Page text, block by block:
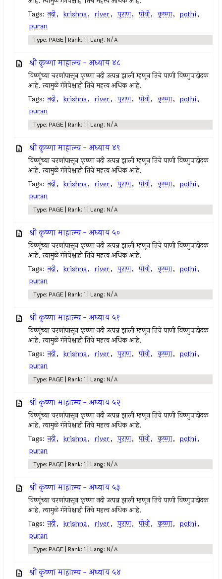
Tags: नदी, krishna, river, पुराण, पोथी, कृष्णा, pothi,
puran
Type: PAGE | Rank: 1 | Lang: N/A
श्री कृष्णा माहात्म्य - अध्याय ४८
विष्णूंच्या चरणांपासून कृष्णा नदी उत्पन्न झाली म्हणून तिचे पाणी विष्णुपादोदक
आहे. त्यामुळे गंगेपेक्षाही तिचे महत्त्व अधिक आहे.
Tags: नदी, krishna, river, पुराण, पोथी, कृष्णा, pothi,
puran
Type: PAGE | Rank: 1 | Lang: N/A
श्री कृष्णा माहात्म्य - अध्याय ४९
विष्णूंच्या चरणांपासून कृष्णा नदी उत्पन्न झाली म्हणून तिचे पाणी विष्णुपादोदक
आहे. त्यामुळे गंगेपेक्षाही तिचे महत्त्व अधिक आहे.
Tags: नदी, krishna, river, पुराण, पोथी, कृष्णा, pothi,
puran
Type: PAGE | Rank: 1 | Lang: N/A
श्री कृष्णा माहात्म्य - अध्याय ५०
विष्णूंच्या चरणांपासून कृष्णा नदी उत्पन्न झाली म्हणून तिचे पाणी विष्णुपादोदक
आहे. त्यामुळे गंगेपेक्षाही तिचे महत्त्व अधिक आहे.
Tags: नदी, krishna, river, पुराण, पोथी, कृष्णा, pothi,
puran
Type: PAGE | Rank: 1 | Lang: N/A
श्री कृष्णा माहात्म्य - अध्याय ५१
विष्णूंच्या चरणांपासून कृष्णा नदी उत्पन्न झाली म्हणून तिचे पाणी विष्णुपादोदक
आहे. त्यामुळे गंगेपेक्षाही तिचे महत्त्व अधिक आहे.
Tags: नदी, krishna, river, पुराण, पोथी, कृष्णा, pothi,
puran
Type: PAGE | Rank: 1 | Lang: N/A
श्री कृष्णा माहात्म्य - अध्याय ५२
विष्णूंच्या चरणांपासून कृष्णा नदी उत्पन्न झाली म्हणून तिचे पाणी विष्णुपादोदक
आहे. त्यामुळे गंगेपेक्षाही तिचे महत्त्व अधिक आहे.
Tags: नदी, krishna, river, पुराण, पोथी, कृष्णा, pothi,
puran
Type: PAGE | Rank: 1 | Lang: N/A
श्री कृष्णा माहात्म्य - अध्याय ५३
विष्णूंच्या चरणांपासून कृष्णा नदी उत्पन्न झाली म्हणून तिचे पाणी विष्णुपादोदक
आहे. त्यामुळे गंगेपेक्षाही तिचे महत्त्व अधिक आहे.
Tags: नदी, krishna, river, पुराण, पोथी, कृष्णा, pothi,
puran
Type: PAGE | Rank: 1 | Lang: N/A
श्री कृष्णा माहात्म्य - अध्याय ५४